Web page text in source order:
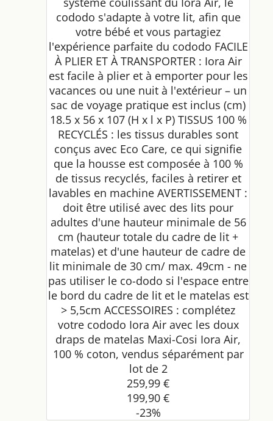
cododo s'adapte à votre lit, afin que
votre bébé et vous partagiez
l'expérience parfaite du cododo FACILE
À PLIER ET À TRANSPORTER : Iora Air
est facile à plier et à emporter pour les
vacances ou une nuit à l'extérieur – un
sac de voyage pratique est inclus (cm)
18.5 x 56 x 107 (H x l x P) TISSUS 100 %
RECYCLÉS : les tissus durables sont
conçus avec Eco Care, ce qui signifie
que la housse est composée à 100 %
de tissus recyclés, faciles à retirer et
lavables en machine AVERTISSEMENT :
doit être utilisé avec des lits pour
adultes d'une hauteur minimale de 56
cm (hauteur totale du cadre de lit +
matelas) et d'une hauteur de cadre de
lit minimale de 30 cm/ max. 49cm - ne
pas utiliser le co-dodo si l'espace entre
le bord du cadre de lit et le matelas est
> 5,5cm ACCESSOIRES : complétez
votre cododo Iora Air avec les doux
draps de matelas Maxi-Cosi Iora Air,
100 % coton, vendus séparément par
lot de 2
259,99 €
199,90 €
-23%